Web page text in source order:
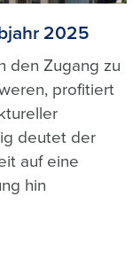
2025
den Zugang zu
profitiert
deutet der
auf eine
hin